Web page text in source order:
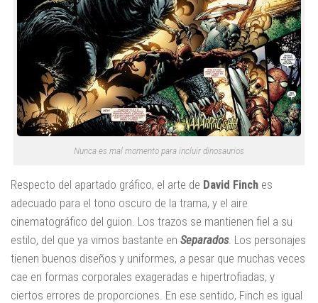
Nunca es mal momento para incluir dinosaurios
Respecto del apartado gráfico, el arte de David Finch es
adecuado para el tono oscuro de la trama, y el aire
cinematográfico del guion. Los trazos se mantienen fiel a su
estilo, del que ya vimos bastante en Separados. Los personajes
tienen buenos diseños y uniformes, a pesar que muchas veces
cae en formas corporales exageradas e hipertrofiadas, y
ciertos errores de proporciones. En ese sentido, Finch es igual